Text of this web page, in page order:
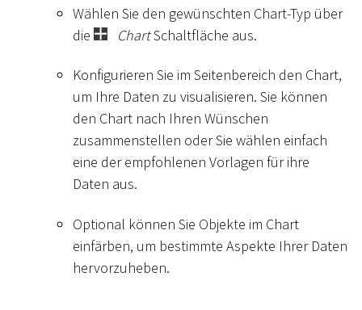
Wählen Sie den gewünschten Chart-Typ über
die
ChartSchaltfläche aus.
Konfigurieren Sie im Seitenbereich den Chart,
um Ihre Daten zu visualisieren. Sie können
den Chart nach Ihren Wünschen
zusammenstellen oder Sie wählen einfach
eine der empfohlenen Vorlagen für ihre
Daten aus.
Optional können Sie Objekte im Chart
einfärben, um bestimmte Aspekte Ihrer Daten
hervorzuheben.